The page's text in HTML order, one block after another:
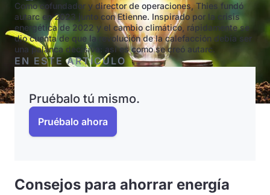
Como cofundador y director de operaciones, Thies fundó
autarc en 2023 junto con Etienne. Inspirado por la crisis
energética de 2022 y el cambio climático, rápidamente se
dio cuenta de que la revolución de la calefacción debía ser
una palanca decisiva: así es como se creó autarc.
EN ESTE ARTÍCULO
Pruébalo tú mismo.
Pruébalo ahora
Consejos para ahorrar energía